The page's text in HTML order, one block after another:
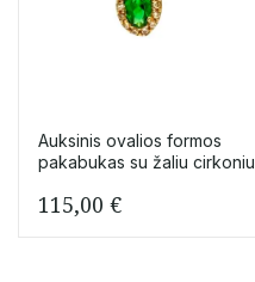
Auksinis ovalios formos
pakabukas su žaliu cirkoniu
115,00 €